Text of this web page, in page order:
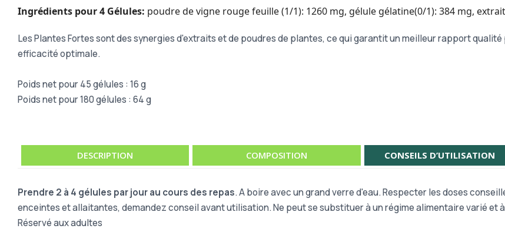
Ingrédients pour 4 Gélules: poudre de vigne rouge feuille (1/1): 1260 mg, gélule gélatine(0/1): 384 mg,
Les Plantes Fortes sont des synergies d'extraits et de poudres de plantes, ce qui garantit un meilleur rapport
efficacité optimale.
Poids net pour 45 gélules : 16 g
Poids net pour 180 gélules : 64 g
DESCRIPTION COMPOSITION CONSEILS D’UTILISATION
Prendre 2 à 4 gélules par jour au cours des repas. A boire avec un grand verre d'eau. Respecter les doses
enceintes et allaitantes, demandez conseil avant utilisation. Ne peut se substituer à un régime alimentaire varié et
Réservé aux adultes